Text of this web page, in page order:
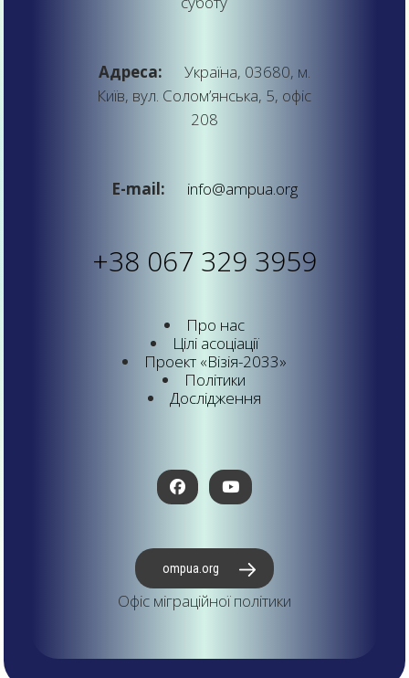
Адреса:
Україна, 03680, м.
Київ, вул. Солом’янська, 5, офіс
208
E-mail: info@ampua.org
+38 067 329 3959
Про нас
Цілі асоціації
Проект «Візія-2033»
Політики
Дослідження
ompua.org
Офіс міграційної політики